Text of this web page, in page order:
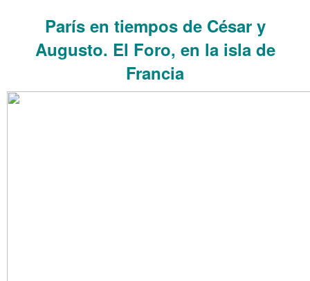
París en tiempos de César y
Augusto. El Foro, en la isla de
Francia